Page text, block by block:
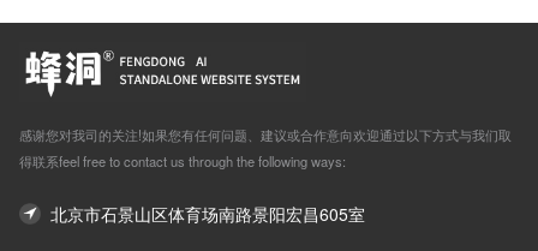
感谢您对我司的关注!如果您有任何问题、建议或合作意向欢迎通过以下方式与我们取
得联系feel free to contact us through the following ways:
北京市石景山区体育场南路景阳宏昌605室